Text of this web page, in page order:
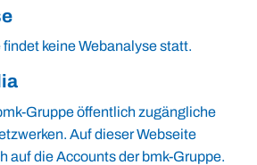
keine Webanalyse statt.
Gruppe öffentlich zugängliche
Auf dieser Webseite
auf die Accounts der bmk-Gruppe.